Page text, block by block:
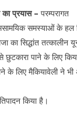
प्रयास – परम्परागत
समस्याओं के हल
का सिद्धांत तत्कालीन
पाने के लिए
के लिए मैकियावेली ने
किया है।